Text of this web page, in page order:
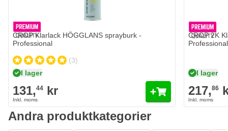
CROP Klarlack HÖGGLANS sprayburk -
Professional
(3)
I lager
131,44 kr
CROP 2K
Professional
I lager
217,86
Andra produktkategorier